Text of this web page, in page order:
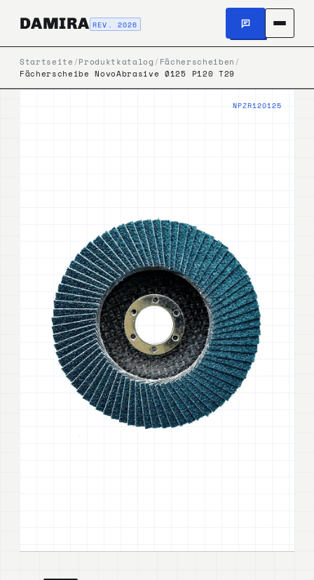
DAMIRA REV. 2026
Startseite /Produktkatalog / Fächerscheiben /
Fächerscheibe NovoAbrasive Ø125 P120 T29
NPZR120125